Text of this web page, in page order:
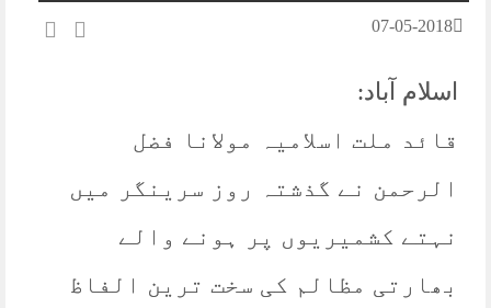
07-05-2018
اسلام آباد:
قائد ملت اسلامیہ مولانا فضل
الرحمن نے گذشتہ روز سرینگر میں
نہتے کشمیریوں پر ہونے والے
بھارتی مظالم کی سخت ترین الفاظ